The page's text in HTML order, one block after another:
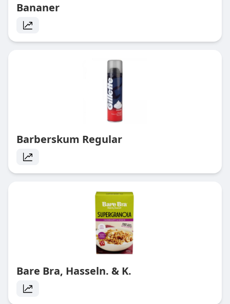
Bananer
Barberskum Regular
Bare Bra, Hasseln. & K.